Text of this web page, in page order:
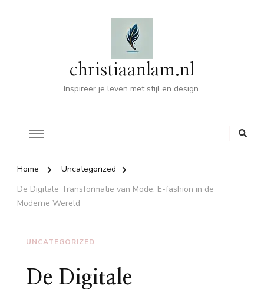
christiaanlam.nl
Inspireer je leven met stijl en design.
Home
Uncategorized
De Digitale Transformatie van Mode: E-fashion in de
Moderne Wereld
UNCATEGORIZED
De Digitale